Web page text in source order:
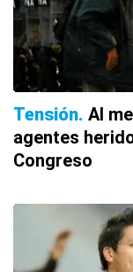
Tensión Al
agentes
Congreso